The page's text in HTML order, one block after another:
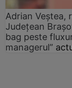
Adrian Veștea,
Județean
bag peste
managerul”